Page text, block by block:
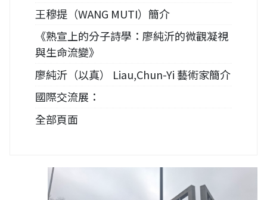
王穆提（WANG MUTI）簡介
《熟宣上的分子詩學：廖純沂的微觀凝視
與生命流變》
廖純沂（以真） Liau,Chun-Yi 藝術家簡介
國際交流展：
全部頁面